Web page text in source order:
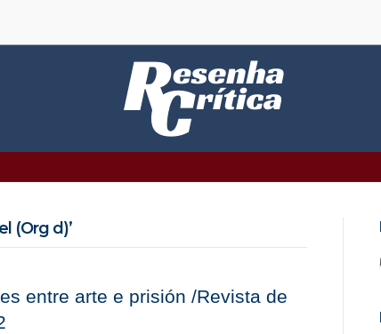
(Org d)’
entre arte e prisión /Revista de